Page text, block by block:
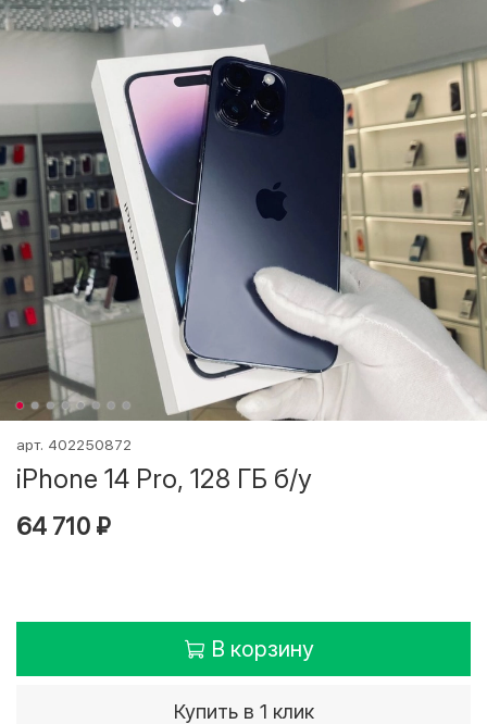
арт. 402250872
iPhone 14 Pro, 128 ГБ б/у
64 710 ₽
В корзину
Купить в 1 клик